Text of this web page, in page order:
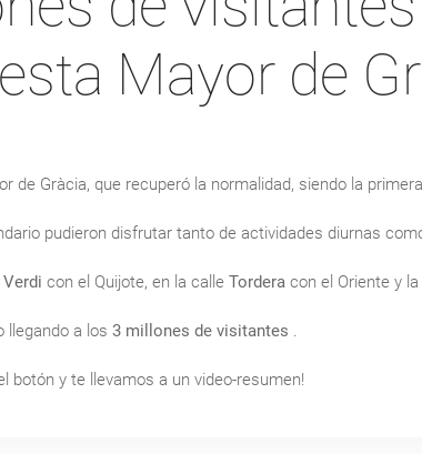
Mayor de
Gràcia, que recuperó la normalidad, siendo la
pudieron disfrutar tanto de actividades diurnas
Verdi con el Quijote, en la calle Tordera con el Oriente y
llegando a los 3 millones de visitantes .
botón y te llevamos a un video-resumen!